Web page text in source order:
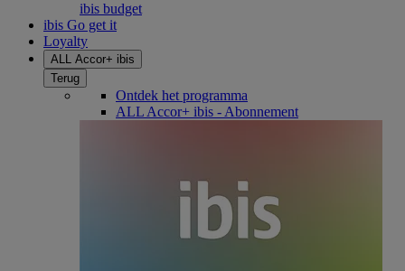
ibis budget
ibis Go get it
Loyalty
ALL Accor+ ibis
Terug
Ontdek het programma
ALL Accor+ ibis - Abonnement